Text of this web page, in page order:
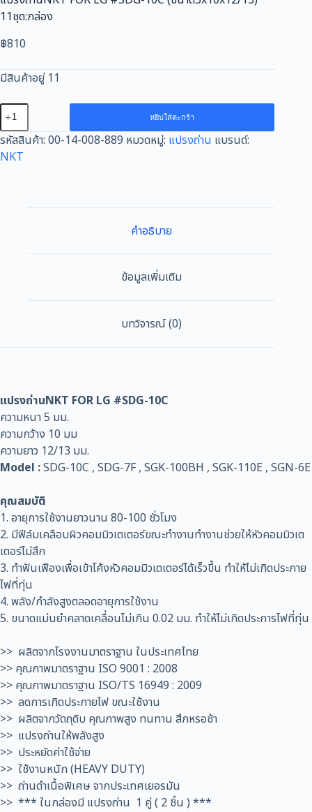
11ชุด:กล่อง
฿810
มีสินค้าอยู่ 11
จำนวน
แปรง
ถ่านNKT
FOR
หยิบใส่ตะกร้า
รหัสสินค้า: 00-14-008-889 หมวดหมู่: แปรงถ่าน แบรนด์:
NKT
คำอธิบาย
ข้อมูลเพิ่มเติม
บทวิจารณ์ (0)
แปรงถ่านNKT FOR LG #SDG-10C
ความหนา 5 มม.
ความกว้าง 10 มม
ความยาว 12/13 มม.
Model :SDG-10C , SDG-7F , SGK-100BH , SGK-110E , SGN-6E
คุณสมบัติ
1. อายุการใช้งานยาวนาน 80-100 ชั่วโมง
2. มีฟีล์มเคลือบผิวคอมมิวเตเตอร์ขณะทำงานทำงานช่วยให้หัวคอมมิวเต
เตอร์ไม่สึก
3. ทำฟันเฟืองเพื่อเข้าโค้งหัวคอมมิวเตเตอร์ได้เร็วขึ้น ทำให้ไม่เกิดประกาย
ไฟที่ทุ่น
4. พลัง/กำลังสูงตลอดอายุการใช้งาน
5. ขนาดแม่นยำคลาดเคลื่อนไม่เกิน 0.02 มม. ทำให้ไม่เกิดประการไฟที่ทุ่น
>> ผลิตจากโรงงานมาตราฐาน ในประเทศไทย
>> คุณภาพมาตราฐาน ISO 9001 : 2008
>> คุณภาพมาตราฐาน ISO/TS 16949 : 2009
>> ลดการเกิดประกายไฟ ขณะใช้งาน
>> ผลิตจากวัดถุดิบ คุณภาพสูง ทนทาน สึกหรอช้า
>> แปรงถ่านให้พลังสูง
>> ประหยัดค่าใช้จ่าย
>> ใช้งานหนัก (HEAVY DUTY)
>> ถ่านดำเนื้อพิเศษ จากประเทศเยอรมัน
>> *** ในกล่องมี แปรงถ่าน 1 คู่ ( 2 ชิ้น ) ***